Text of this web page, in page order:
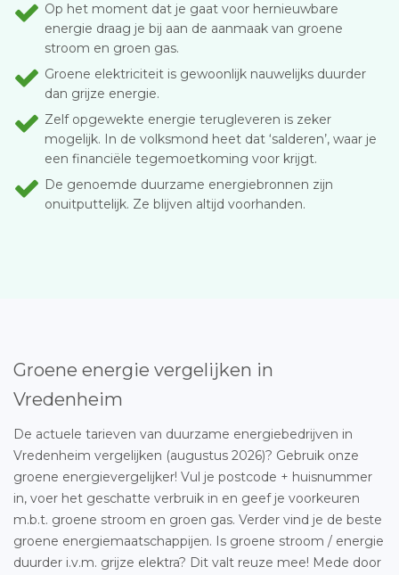
Op het moment dat je gaat voor hernieuwbare
energie draag je bij aan de aanmaak van groene
stroom en groen gas.
Groene elektriciteit is gewoonlijk nauwelijks duurder
dan grijze energie.
Zelf opgewekte energie terugleveren is zeker
mogelijk. In de volksmond heet dat ‘salderen’, waar je
een financiële tegemoetkoming voor krijgt.
De genoemde duurzame energiebronnen zijn
onuitputtelijk. Ze blijven altijd voorhanden.
Groene energie vergelijken in
Vredenheim
De actuele tarieven van duurzame energiebedrijven in
Vredenheim vergelijken (augustus 2026)? Gebruik onze
groene energievergelijker! Vul je postcode + huisnummer
in, voer het geschatte verbruik in en geef je voorkeuren
m.b.t. groene stroom en groen gas. Verder vind je de beste
groene energiemaatschappijen. Is groene stroom / energie
duurder i.v.m. grijze elektra? Dit valt reuze mee! Mede door